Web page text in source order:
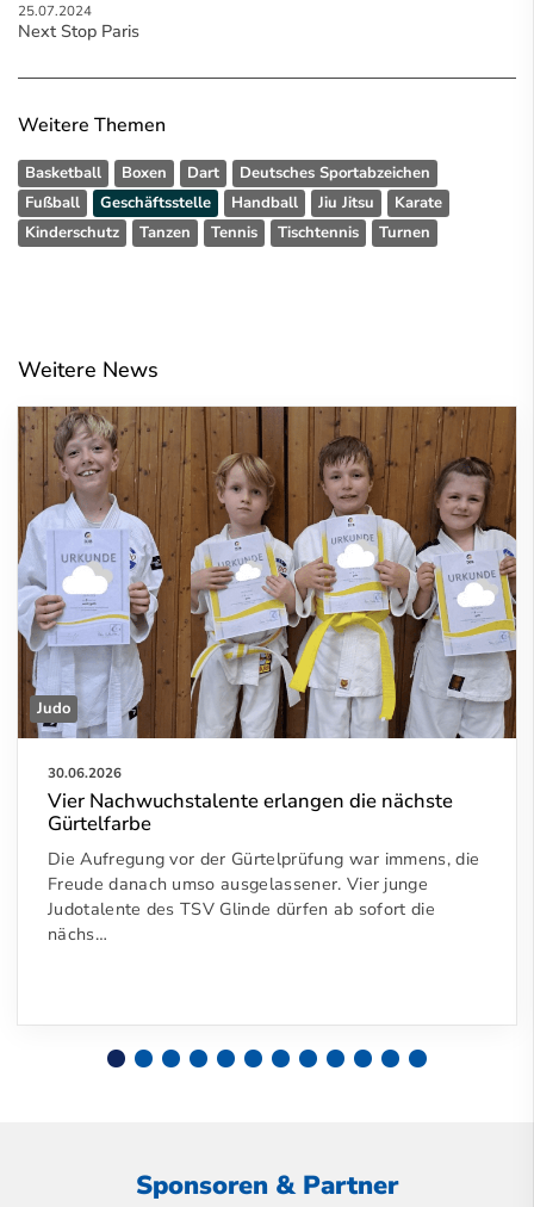
25.07.2024
Next Stop Paris
Weitere Themen
Basketball Boxen Dart
Deutsches Sportabzeichen
Fußball
Geschäftsstelle Handball Jiu Jitsu
Karate
Kinderschutz
Tanzen Tennis Tischtennis Turnen
Weitere News
Judo
30.06.2026
Vier Nachwuchstalente erlangen die nächste
Gürtelfarbe
Die Aufregung vor der Gürtelprüfung war immens, die
Freude danach umso ausgelassener. Vier junge
Judotalente des TSV Glinde dürfen ab sofort die
nächs…
Sponsoren & Partner